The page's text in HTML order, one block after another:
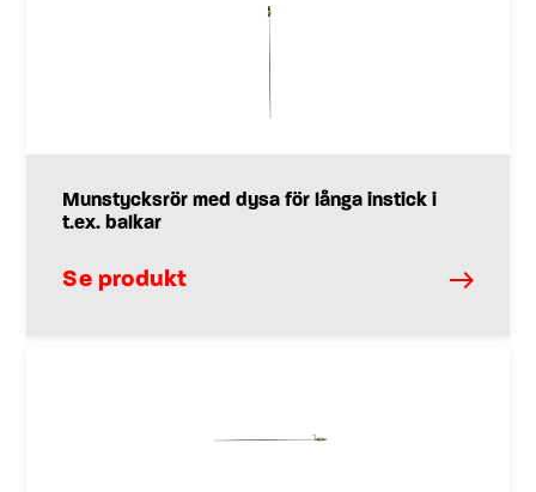
Munstycksrör med dysa för långa instick i
t.ex. balkar
Se produkt